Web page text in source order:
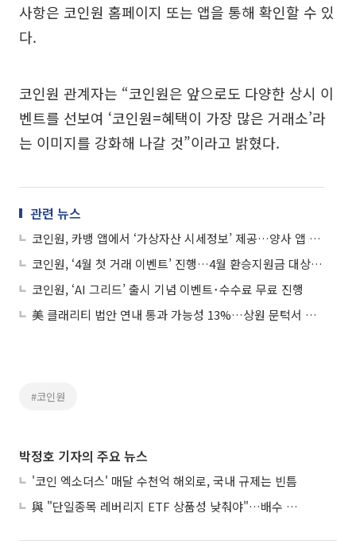
사항은 코인원 홈페이지 또는 앱을 통해 확인할 수 있
다.
코인원 관계자는 “코인원은 앞으로도 다양한 상시 이
벤트를 선보여 ‘코인원=혜택이 가장 많은 거래소’라
는 이미지를 강화해 나갈 것”이라고 밝혔다.
관련 뉴스
코인원, 카뱅 앱에서 ‘가상자산 시세정보’ 제공…양사 앱 연결성 강화
코인원, ‘4월 첫 거래 이벤트’ 진행…4월 환승지원금 대상도 확대 적용
코인원, ‘AI 그리드’ 출시 기념 이벤트･수수료 무료 진행
美 클래리티 법안 연내 통과 가능성 13%…상원 문턱서 제동
#코인원
박정호 기자의 주요 뉴스
'코인 엑소더스' 매달 수천억 해외로, 국내 규제는 빈틈
與 "단일종목 레버리지 ETF 상품성 낮춰야"…배수 조정안도 거론